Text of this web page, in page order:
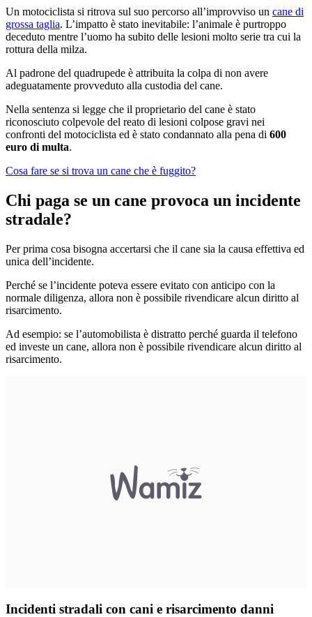
Un motociclista si ritrova sul suo percorso all’improvviso un cane di
grossa taglia. L’impatto è stato inevitabile: l’animale è purtroppo
deceduto mentre l’uomo ha subito delle lesioni molto serie tra cui la
rottura della milza.
Al padrone del quadrupede è attribuita la colpa di non avere
adeguatamente provveduto alla custodia del cane.
Nella sentenza si legge che il proprietario del cane è stato
riconosciuto colpevole del reato di lesioni colpose gravi nei
confronti del motociclista ed è stato condannato alla pena di 600
euro di multa.
Cosa fare se si trova un cane che è fuggito?
Chi paga se un cane provoca un incidente
stradale?
Per prima cosa bisogna accertarsi che il cane sia la causa effettiva ed
unica dell’incidente.
Perché se l’incidente poteva essere evitato con anticipo con la
normale diligenza, allora non è possibile rivendicare alcun diritto al
risarcimento.
Ad esempio: se l’automobilista è distratto perché guarda il telefono
ed investe un cane, allora non è possibile rivendicare alcun diritto al
risarcimento.
Incidenti stradali con cani e risarcimento danni